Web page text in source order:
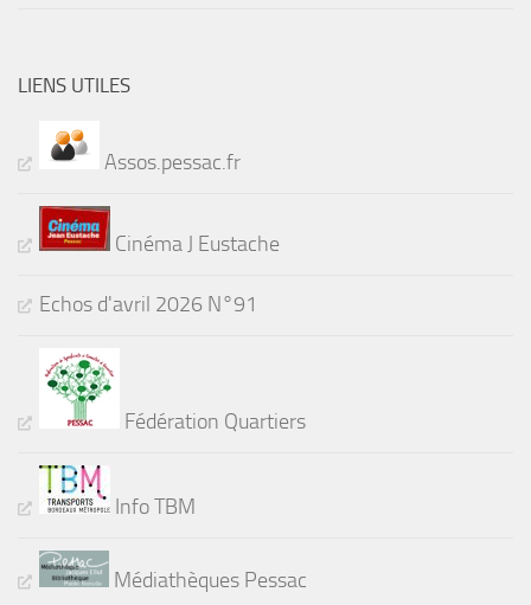
LIENS UTILES
Assos.pessac.fr
Cinéma J Eustache
Echos d'avril 2026 N°91
Fédération Quartiers
Info TBM
Médiathèques Pessac